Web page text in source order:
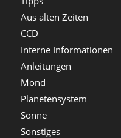
Aus alten Zeiten
CCD
Interne Informationen
Anleitungen
Mond
Planetensystem
Sonne
Sonstiges